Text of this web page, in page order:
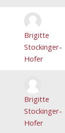
Brigitte
Stockinger-
Hofer
Brigitte
Stockinger-
Hofer